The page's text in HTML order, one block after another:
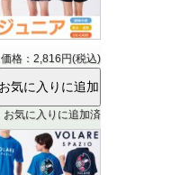
価格：2,816円(税込)
お気に入りに追加済